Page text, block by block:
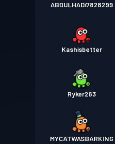
ABDULHADi7828299
Kashisbetter
Ryker263
MYCATWASBARKING